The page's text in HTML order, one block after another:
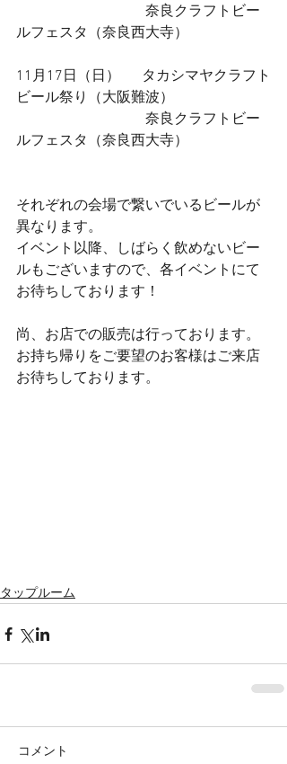
奈良クラフトビー
ルフェスタ（奈良西大寺）
11月17日（日）　  タカシマヤクラフト
ビール祭り（大阪難波）
奈良クラフトビー
ルフェスタ（奈良西大寺）
それぞれの会場で繋いでいるビールが
異なります。
イベント以降、しばらく飲めないビー
ルもございますので、各イベントにて
お待ちしております！
尚、お店での販売は行っております。
お持ち帰りをご要望のお客様はご来店
お待ちしております。
タップルーム
コメント